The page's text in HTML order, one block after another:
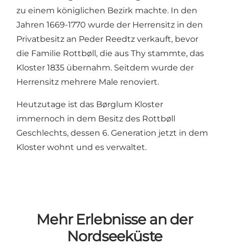
zu einem königlichen Bezirk machte. In den
Jahren 1669-1770 wurde der Herrensitz in den
Privatbesitz an Peder Reedtz verkauft, bevor
die Familie Rottbøll, die aus Thy stammte, das
Kloster 1835 übernahm. Seitdem wurde der
Herrensitz mehrere Male renoviert.
Heutzutage ist das Børglum Kloster
immernoch in dem Besitz des Rottbøll
Geschlechts, dessen 6. Generation jetzt in dem
Kloster wohnt und es verwaltet.
Mehr Erlebnisse an der
Nordseeküste